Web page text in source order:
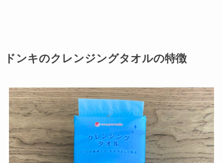
ドンキのクレンジングタオルの特徴